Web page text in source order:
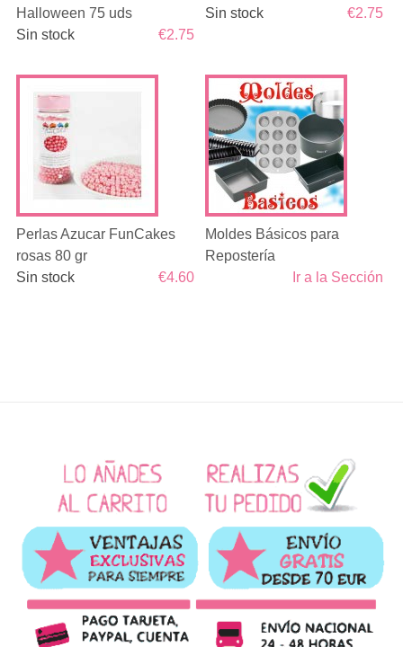
Halloween 75 uds
€2.75
Sin stock
€2.75
Sin stock
Perlas Azucar FunCakes
rosas 80 gr
€4.60
Sin stock
Moldes Básicos para
Repostería
Ir a la Sección